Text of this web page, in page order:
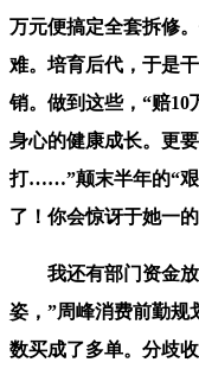
万元便搞定全套拆修
难。培育后代，于是
销。做到这些，“赔10
身心的健康成长。更
打……”颠末半年的“艰
了！你会惊讶于她一
我还有部门资金放
姿，”周峰消费前勤规
数买成了多单。分歧